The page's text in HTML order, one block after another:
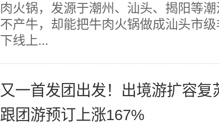
肉火锅，发源于潮州、汕头、揭阳等
不产牛，却能把牛肉火锅做成汕头市
下线上...
又一首发团出发！出境游扩容
跟团游预订上涨167%